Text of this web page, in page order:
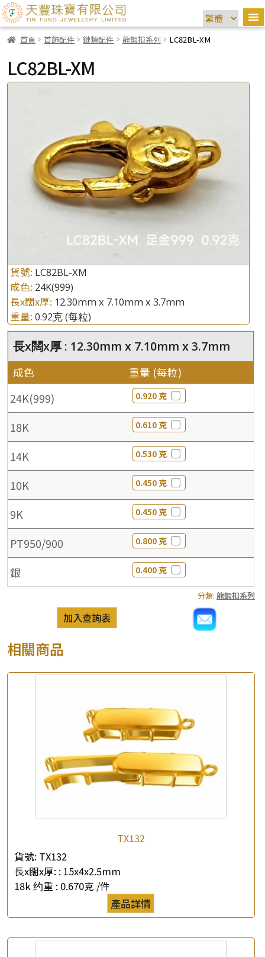
首頁 首飾配件 鏈類配件 龍蝦扣系列 LC82BL-XM
LC82BL-XM
產品查詢
*你的名字
公司名稱
貨號: LC82BL-XM
成色: 24K(999)
長x闊x厚: 12.30mm x 7.10mm x 3.7mm
重量: 0.92克(每粒)
長x闊x厚 : 12.30mm x 7.10mm x 3.7mm
成色 重量 (每粒)
24K(999) 0.920 克
18K 0.610 克
14K 0.530 克
10K 0.450 克
9K 0.450 克
PT950/900 0.800 克
銀 0.400 克
分類: 龍蝦扣系列
加入查詢表
相關商品
TX132
貨號: TX132
長x闊x厚: : 15x4x2.5mm
18k 约重 : 0.670克 /件
產品詳情